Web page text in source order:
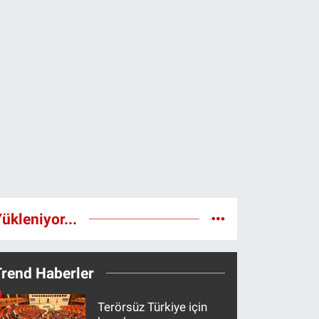
Haberler
Terörsüz Türkiye için